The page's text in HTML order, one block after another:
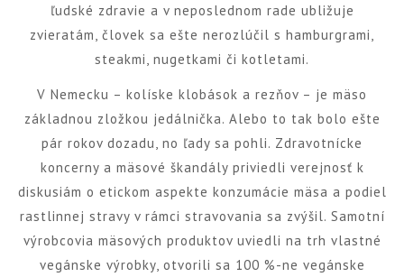
ľudské zdravie a v neposlednom rade ubližuje
zvieratám, človek sa ešte nerozlúčil s hamburgrami,
steakmi, nugetkami či kotletami.
V Nemecku – kolíske klobások a rezňov – je mäso
základnou zložkou jedálnička. Alebo to tak bolo ešte
pár rokov dozadu, no ľady sa pohli. Zdravotnícke
koncerny a mäsové škandály priviedli verejnosť k
diskusiám o etickom aspekte konzumácie mäsa a podiel
rastlinnej stravy v rámci stravovania sa zvýšil. Samotní
výrobcovia mäsových produktov uviedli na trh vlastné
vegánske výrobky, otvorili sa 100 %-ne vegánske